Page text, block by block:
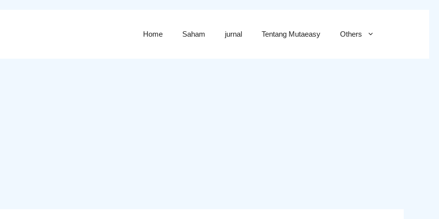
Home Saham jurnal Tentang Mutaeasy Others